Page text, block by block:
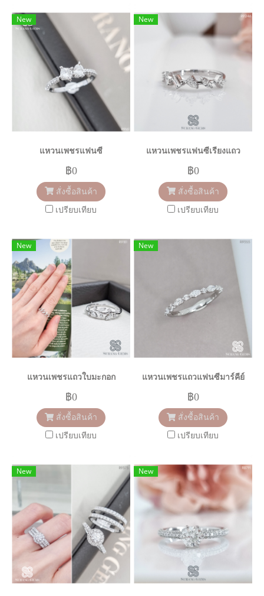
New
แหวนเพชรแฟนซี
฿0
สั่งซื้อสินค้า
เปรียบเทียบ
New
แหวนเพชรแฟนซีเรียงแถว
฿0
สั่งซื้อสินค้า
เปรียบเทียบ
New
แหวนเพชรแถวใบมะกอก
฿0
สั่งซื้อสินค้า
เปรียบเทียบ
New
แหวนเพชรแถวแฟนซีมาร์คีย์
฿0
สั่งซื้อสินค้า
เปรียบเทียบ
New New